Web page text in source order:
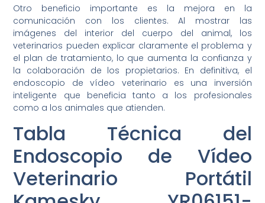
Otro beneficio importante es la mejora en la
comunicación con los clientes. Al mostrar las
imágenes del interior del cuerpo del animal, los
veterinarios pueden explicar claramente el problema y
el plan de tratamiento, lo que aumenta la confianza y
la colaboración de los propietarios. En definitiva, el
endoscopio de vídeo veterinario es una inversión
inteligente que beneficia tanto a los profesionales
como a los animales que atienden.
Tabla Técnica del
Endoscopio de Vídeo
Veterinario Portátil